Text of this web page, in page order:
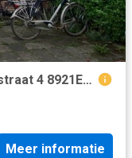
apartment at 1e Rembrandtdwarsstraat 4 8921EC Leeuwarden
Meer informatie